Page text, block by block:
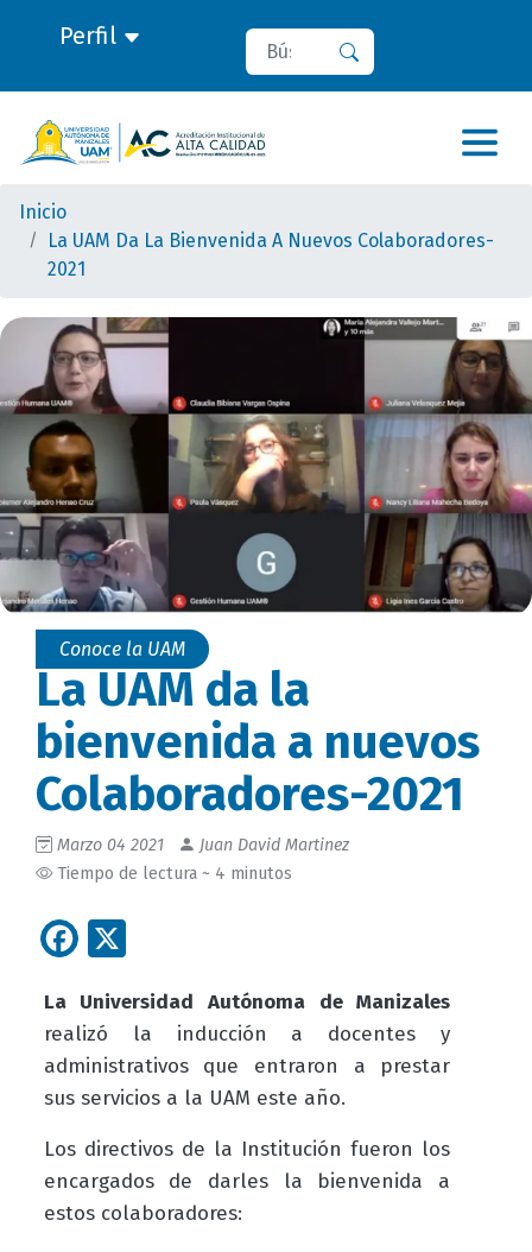
Perfil Buscar
Inicio
La UAM Da La Bienvenida A Nuevos Colaboradores-
2021
Conoce la UAM
La UAM da la
bienvenida a nuevos
Colaboradores-2021
Marzo 04 2021
Juan David Martinez
Tiempo de lectura ~ 4 minutos
Facebook
La Universidad Autónoma de Manizales
realizó la inducción a docentes y
administrativos que entraron a prestar
sus servicios a la UAM este año.
Los directivos de la Institución fueron los
encargados de darles la bienvenida a
estos colaboradores: